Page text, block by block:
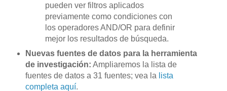
pueden ver filtros aplicados
previamente como condiciones con
los operadores AND/OR para definir
mejor los resultados de búsqueda.
Nuevas fuentes de datos para la herramienta
de investigación: Ampliaremos la lista de
fuentes de datos a 31 fuentes; vea la lista
completa aquí.